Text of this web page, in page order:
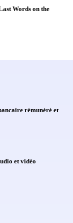
Words on the
rémunéré et
et vidéo